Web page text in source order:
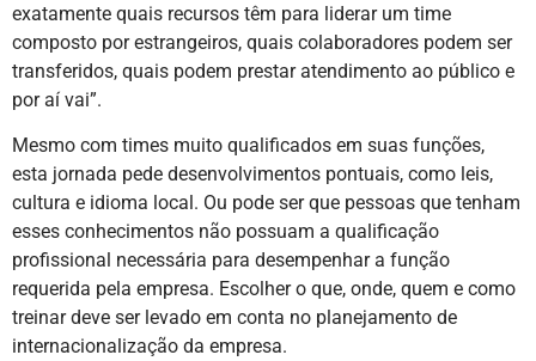
exatamente quais recursos têm para liderar um time
composto por estrangeiros, quais colaboradores podem ser
transferidos, quais podem prestar atendimento ao público e
por aí vai”.
Mesmo com times muito qualificados em suas funções,
esta jornada pede desenvolvimentos pontuais, como leis,
cultura e idioma local. Ou pode ser que pessoas que tenham
esses conhecimentos não possuam a qualificação
profissional necessária para desempenhar a função
requerida pela empresa. Escolher o que, onde, quem e como
treinar deve ser levado em conta no planejamento de
internacionalização da empresa.